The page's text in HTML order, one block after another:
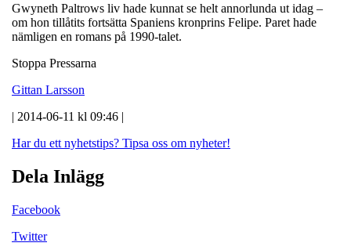
Gwyneth Paltrows liv hade kunnat se helt annorlunda ut idag –
om hon tillåtits fortsätta Spaniens kronprins Felipe. Paret hade
nämligen en romans på 1990-talet.
Stoppa Pressarna
Gittan Larsson
| 2014-06-11 kl 09:46 |
Har du ett nyhetstips? Tipsa oss om nyheter!
Dela Inlägg
Facebook
Twitter